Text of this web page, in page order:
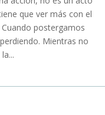
que ver más con el
postergamos
Mientras no